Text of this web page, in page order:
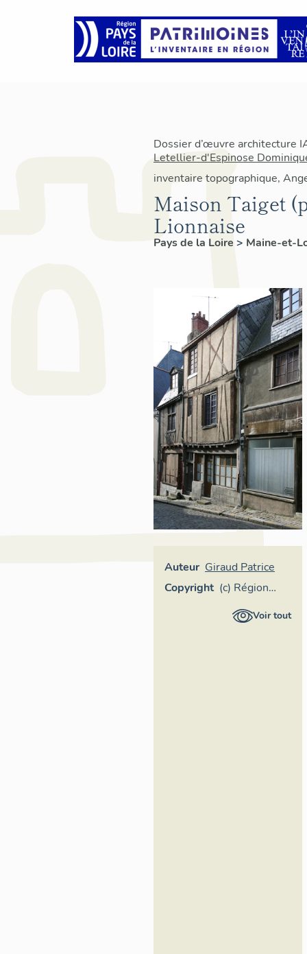
Dossier d’œuvre architecture
Letellier-d'Espinose
inventaire topographique,
Maison Taiget
Lionnaise
Pays de la Loire > Maine-et-
Auteur Giraud Patrice
Copyright (c) Région
Pays de laVoir tout